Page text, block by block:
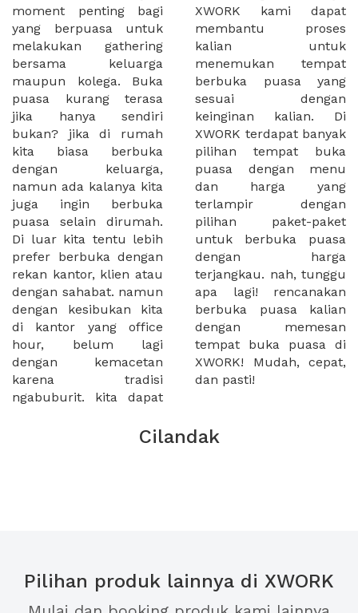
moment penting bagi
yang berpuasa untuk
melakukan gathering
bersama keluarga
maupun kolega. Buka
puasa kurang terasa
jika hanya sendiri
bukan? jika di rumah
kita biasa berbuka
dengan keluarga,
namun ada kalanya kita
juga ingin berbuka
puasa selain dirumah.
Di luar kita tentu lebih
prefer berbuka dengan
rekan kantor, klien atau
dengan sahabat. namun
dengan kesibukan kita
di kantor yang office
hour, belum lagi
dengan kemacetan
karena tradisi
ngabuburit. kita dapat
XWORK kami dapat
membantu proses
kalian untuk
menemukan tempat
berbuka puasa yang
sesuai dengan
keinginan kalian. Di
XWORK terdapat banyak
pilihan tempat buka
puasa dengan menu
dan harga yang
terlampir dengan
pilihan paket-paket
untuk berbuka puasa
dengan harga
terjangkau. nah, tunggu
apa lagi! rencanakan
berbuka puasa kalian
dengan memesan
tempat buka puasa di
XWORK! Mudah, cepat,
dan pasti!
Cilandak
Pilihan produk lainnya di XWORK